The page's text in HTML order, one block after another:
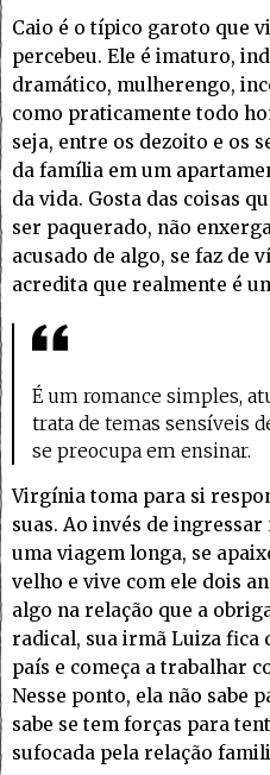
Caio é o típico garoto que
percebeu. Ele é imaturo,
dramático, mulherengo,
como praticamente todo
seja, entre os dezoito e os
da família em um
da vida. Gosta das coisas
ser paquerado, não
acusado de algo, se faz de
acredita que realmente é
É um romance simples,
trata de temas sensíveis
se preocupa em ensinar.
Virgínia toma para si
suas. Ao invés de
uma viagem longa, se
velho e vive com ele dois
algo na relação que a
radical, sua irmã Luiza fica
país e começa a trabalhar
Nesse ponto, ela não sabe
sabe se tem forças para
sufocada pela relação